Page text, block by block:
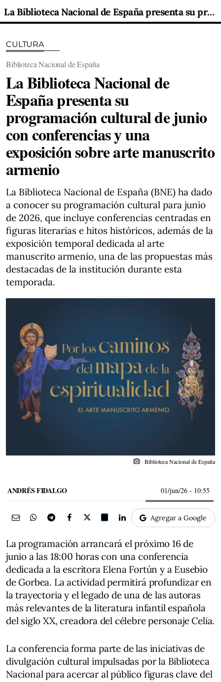
La Biblioteca Nacional de España presenta su programación cultural de junio con conferencias y una exposición sobre arte manuscrito armenio
CULTURA
Biblioteca Nacional de España
La Biblioteca Nacional de
España presenta su
programación cultural de junio
con conferencias y una
exposición sobre arte manuscrito
armenio
La Biblioteca Nacional de España (BNE) ha dado
a conocer su programación cultural para junio
de 2026, que incluye conferencias centradas en
figuras literarias e hitos históricos, además de la
exposición temporal dedicada al arte
manuscrito armenio, una de las propuestas más
destacadas de la institución durante esta
temporada.
photo_camera Biblioteca Nacional de España
ANDRÉS FIDALGO 01/jun/26 - 10:55
Agregar a Google
La programación arrancará el próximo 16 de
junio a las 18:00 horas con una conferencia
dedicada a la escritora Elena Fortún y a Eusebio
de Gorbea. La actividad permitirá profundizar en
la trayectoria y el legado de una de las autoras
más relevantes de la literatura infantil española
del siglo XX, creadora del célebre personaje Celia.
La conferencia forma parte de las iniciativas de
divulgación cultural impulsadas por la Biblioteca
Nacional para acercar al público figuras clave del